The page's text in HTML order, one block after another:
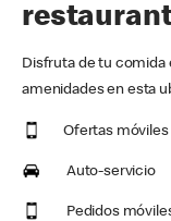
Disfruta de tu
amenidades en esta
Ofertas móviles
Auto-servicio
Pedidos